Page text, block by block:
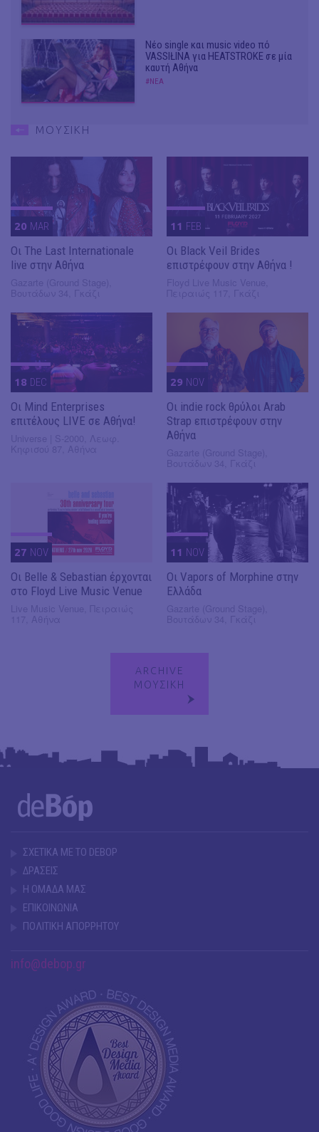
Νέο single και music video πό
VASSIŁINA για HEATSTROKE σε μία
καυτή Αθήνα
#ΝΕΑ
ΜΟΥΣΙΚΗ
20 MAR
Οι The Last Internationale
live στην Αθήνα
11 FEB
Οι Black Veil Brides
επιστρέφουν στην Αθήνα !
18 DEC
Οι Mind Enterprises
επιτέλους LIVE σε Αθήνα!
29 NOV
Οι indie rock θρύλοι Arab
Strap επιστρέφουν στην
Αθήνα
27 NOV
Οι Belle & Sebastian έρχονται
στο Floyd Live Music Venue
11 NOV
Οι Vapors of Morphine στην
Ελλάδα
ARCHIVE
ΜΟΥΣΙΚΗ
ΣΧΕΤΙΚΑ ΜΕ ΤΟ DEBOP
ΔΡΑΣΕΙΣ
Η ΟΜΑΔΑ ΜΑΣ
ΕΠΙΚΟΙΝΩΝΙΑ
ΠΟΛΙΤΙΚΗ ΑΠΟΡΡΗΤΟΥ
info@debop.gr